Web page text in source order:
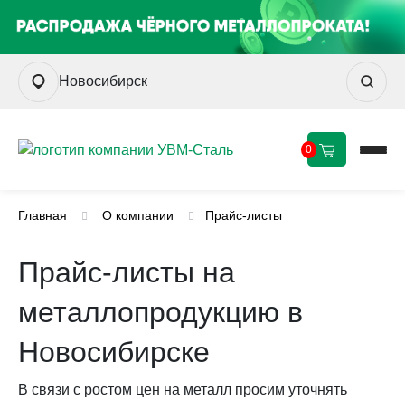
Новосибирск
0
Главная О компании Прайс-листы
Прайс-листы на
металлопродукцию в
Новосибирске
В связи с ростом цен на металл просим уточнять